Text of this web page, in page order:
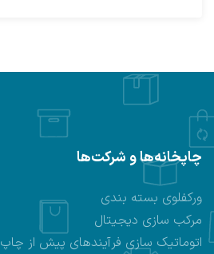
چاپخانه‌ها و شرکت‌ها
ورکفلوی بسته بندی
مرکب سازی دیجیتال
اتوماتیک سازی فرآیندهای پیش از چاپ